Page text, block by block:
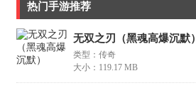
热门手游推荐
无双之刃（黑魂高爆沉默）
类型：传奇
大小：119.17 MB